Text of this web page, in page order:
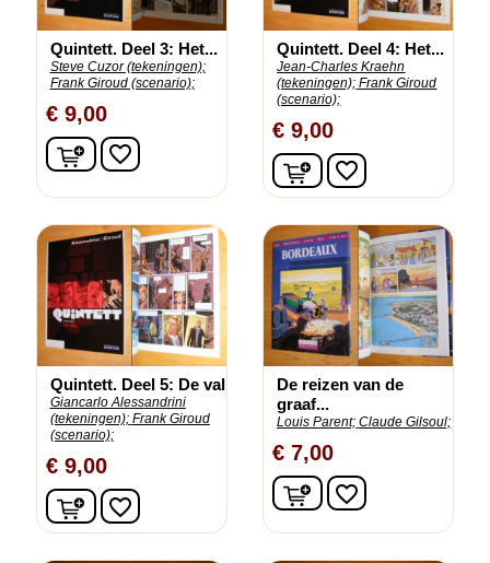
Quintett. Deel 3: Het...
Steve Cuzor (tekeningen);
Frank Giroud (scenario);
€ 9,00
In winkelwagen
favorite_border
Quintett. Deel 4: Het...
Jean-Charles Kraehn
(tekeningen); Frank Giroud
(scenario);
€ 9,00
In winkelwagen
favorite_border
Quintett. Deel 5: De val
Giancarlo Alessandrini
(tekeningen); Frank Giroud
(scenario);
€ 9,00
In winkelwagen
favorite_border
De reizen van de
graaf...
Louis Parent; Claude Gilsoul;
€ 7,00
In winkelwagen
favorite_border